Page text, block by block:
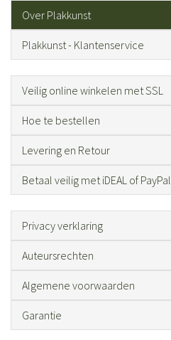
Over Plakkunst
Plakkunst - Klantenservice
Veilig online winkelen met SSL
Hoe te bestellen
Levering en Retour
Betaal veilig met iDEAL of PayPal
Privacy verklaring
Auteursrechten
Algemene voorwaarden
Garantie